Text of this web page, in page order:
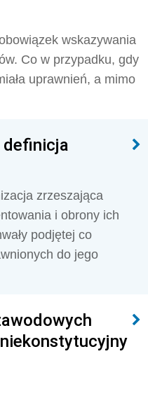
wskazywania
Co w przypadku, gdy
uprawnień, a mimo
definicja
zrzeszająca
i obrony ich
podjętej co
do jego